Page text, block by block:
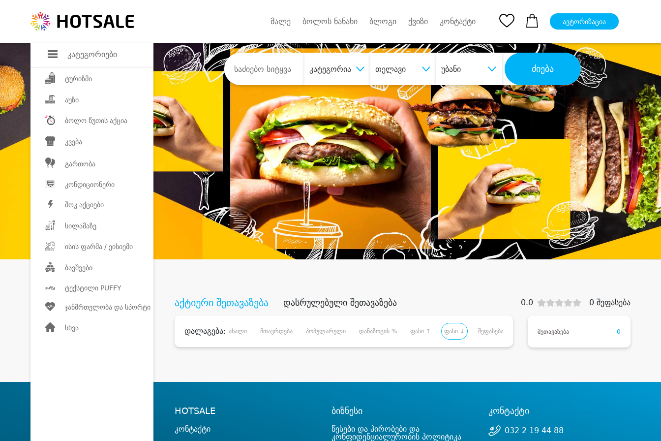
კატეგორიები
ტურიზმი
აუზი
ბოლო წუთის აქცია
კვება
გართობა
კონდიციონერი
შოკ აქციები
სილამაზე
ისის ფარმა / ეისიემი
ბავშვები
ტექსტილი PUFFY
ჯანმრთელობა და სპორტი
სხვა
მალე ბოლოს ნანახი ბლოგი ქვიზი კონტაქტი ავტორიზაცია
კატეგორია თელავი უბანი ძიება
შეიძინესასურველი მომსახურებადიდი დანაზოგით
აქტიური შეთავაზება დასრულებული შეთავაზება 0.0 0 შეფასება
დალაგება: ახალი მთავრდება პოპულარული დანაზოგის % ფასი ↑ ფასი ↓ შეფასება შეთავაზება 0
HOTSALE
კონტაქტი
ბიზნესი
წესები და პირობები და
კონფიდენციალურობის პოლიტიკა
კონტაქტი
032 2 19 44 88